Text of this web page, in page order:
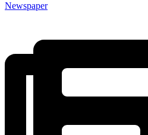
Newspaper